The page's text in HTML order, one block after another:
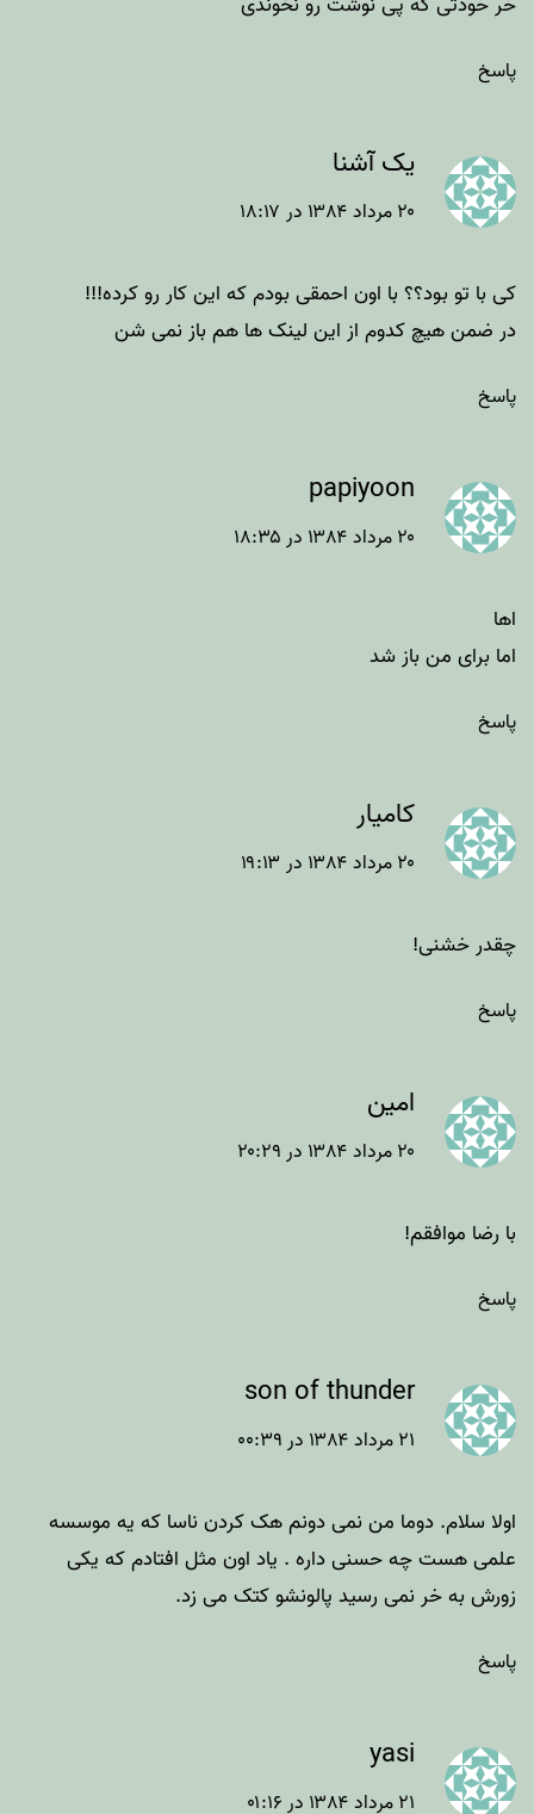
پاسخ
یک آشنا
۲۰ مرداد ۱۳۸۴ در ۱۸:۱۷
کی با تو بود؟؟ با اون احمقی بودم که این کار رو کرده!!!
در ضمن هیچ کدوم از این لینک ها هم باز نمی شن
پاسخ
papiyoon
۲۰ مرداد ۱۳۸۴ در ۱۸:۳۵
اها
اما برای من باز شد
پاسخ
کامیار
۲۰ مرداد ۱۳۸۴ در ۱۹:۱۳
چقدر خشنی!
پاسخ
امین
۲۰ مرداد ۱۳۸۴ در ۲۰:۲۹
با رضا موافقم!
پاسخ
son of thunder
۲۱ مرداد ۱۳۸۴ در ۰۰:۳۹
اولا سلام. دوما من نمی دونم هک کردن ناسا که یه موسسه
علمی هست چه حسنی داره . یاد اون مثل افتادم که یکی
زورش به خر نمی رسید پالونشو کتک می زد.
پاسخ
yasi
۲۱ مرداد ۱۳۸۴ در ۰۱:۱۶